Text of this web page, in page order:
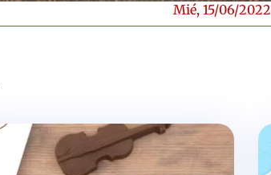
Mié, 15/06/2022